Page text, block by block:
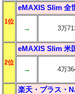
1位
eMAXIS Slim 全
→ 3万
2位
eMAXIS Slim 米
→ 4万
楽天・プラス・